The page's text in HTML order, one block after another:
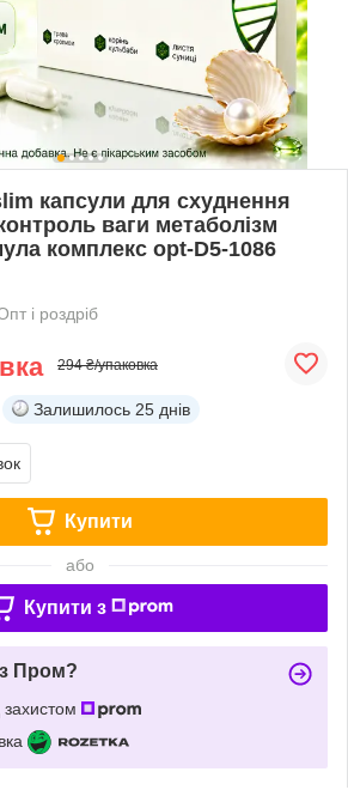
капсули для схуднення
ваги метаболізм
комплекс opt-D5-1086
і роздріб
294 ₴/упаковка
Залишилось 25 днів
Купити
або
Купити з
Пром?